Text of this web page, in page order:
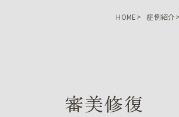
HOME 症例紹介
審美修復